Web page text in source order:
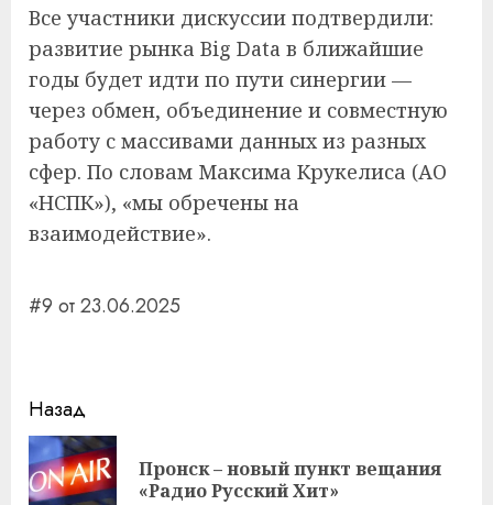
Все участники дискуссии подтвердили:
развитие рынка Big Data в ближайшие
годы будет идти по пути синергии —
через обмен, объединение и совместную
работу с массивами данных из разных
сфер. По словам Максима Крукелиса (АО
«НСПК»), «мы обречены на
взаимодействие».
#9 от 23.06.2025
Навигация
записи
Назад
Пронск – новый пункт вещания
«Радио Русский Хит»